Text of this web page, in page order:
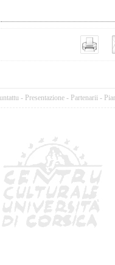
- Presentazione - Partenarii -